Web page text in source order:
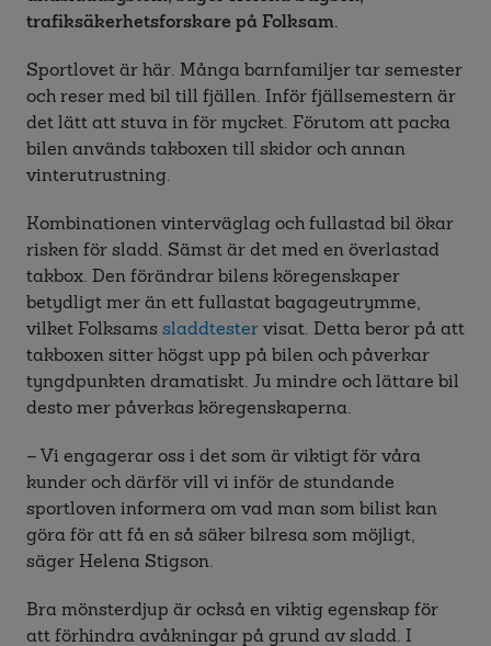
trafiksäkerhetsforskare på Folksam.
Sportlovet är här. Många barnfamiljer tar semester
och reser med bil till fjällen. Inför fjällsemestern är
det lätt att stuva in för mycket. Förutom att packa
bilen används takboxen till skidor och annan
vinterutrustning.
Kombinationen vinterväglag och fullastad bil ökar
risken för sladd. Sämst är det med en överlastad
takbox. Den förändrar bilens köregenskaper
betydligt mer än ett fullastat bagageutrymme,
vilket Folksams sladdtestervisat. Detta beror på att
takboxen sitter högst upp på bilen och påverkar
tyngdpunkten dramatiskt. Ju mindre och lättare bil
desto mer påverkas köregenskaperna.
– Vi engagerar oss i det som är viktigt för våra
kunder och därför vill vi inför de stundande
sportloven informera om vad man som bilist kan
göra för att få en så säker bilresa som möjligt,
säger Helena Stigson.
Bra mönsterdjup är också en viktig egenskap för
att förhindra avåkningar på grund av sladd. I